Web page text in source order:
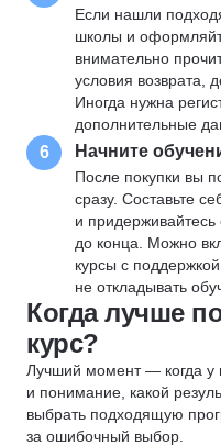
Если нашли
школы и
внимательно
условия возврата,
Иногда нужна
дополнительные
6 Начните
После покупки вы
сразу. Составьте
и
до конца. Можно
курсы с
не откладывать
Когда лучше
курс?
Лучший момент — когда у
и понимание, какой
выбрать подходящую
за ошибочный выбор.